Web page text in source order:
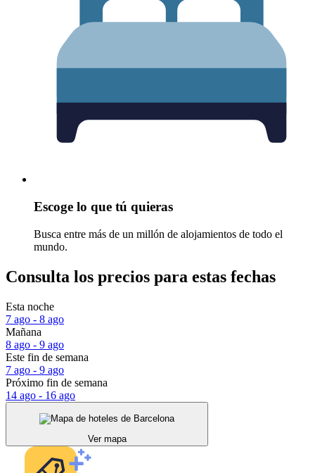
Escoge lo que tú quieras
Busca entre más de un millón de alojamientos de todo el
mundo.
Consulta los precios para estas fechas
Esta noche
7 ago - 8 ago
Mañana
8 ago - 9 ago
Este fin de semana
7 ago - 9 ago
Próximo fin de semana
14 ago - 16 ago
Ver mapa